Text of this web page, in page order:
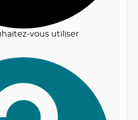
vous utiliser